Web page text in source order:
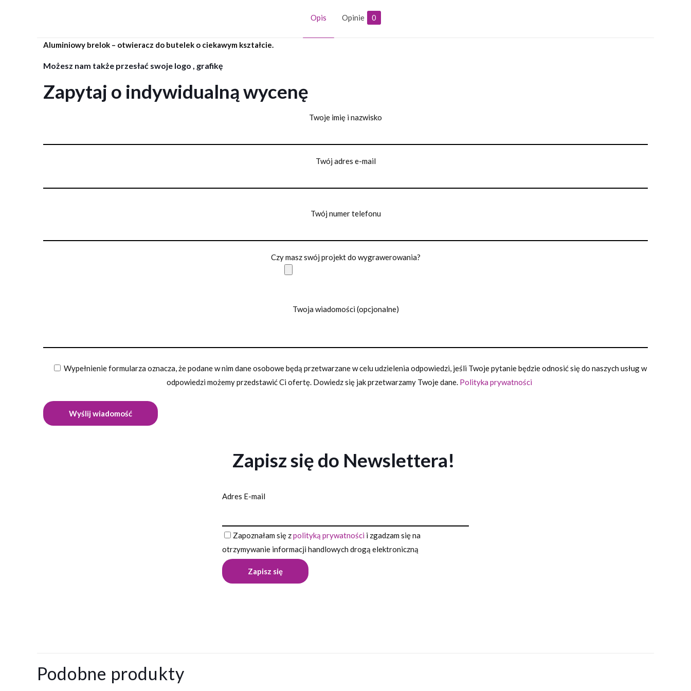
Opis Opinie 0
Aluminiowy brelok – otwieracz do butelek o ciekawym kształcie.
Możesz nam także przesłać swoje logo , grafikę
Zapytaj o indywidualną wycenę
Twoje imię i nazwisko
Twój adres e-mail
Twój numer telefonu
Czy masz swój projekt do wygrawerowania?
Twoja wiadomości (opcjonalne)
Wypełnienie formularza oznacza, że podane w nim dane osobowe będą przetwarzane w celu udzielenia odpowiedzi, jeśli Twoje pytanie będzie odnosić się do naszych usług w
odpowiedzi możemy przedstawić Ci ofertę. Dowiedz się jak przetwarzamy Twoje dane. Polityka prywatności
Zapisz się do Newslettera!
Adres E-mail
Zapoznałam się zpolityką prywatności i zgadzam się na
otrzymywanie informacji handlowych drogą elektroniczną
Podobne produkty